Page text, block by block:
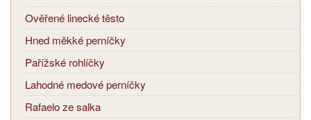
Ověřené linecké těsto
Hned měkké perníčky
Pařížské rohlíčky
Lahodné medové perníčky
Rafaelo ze salka